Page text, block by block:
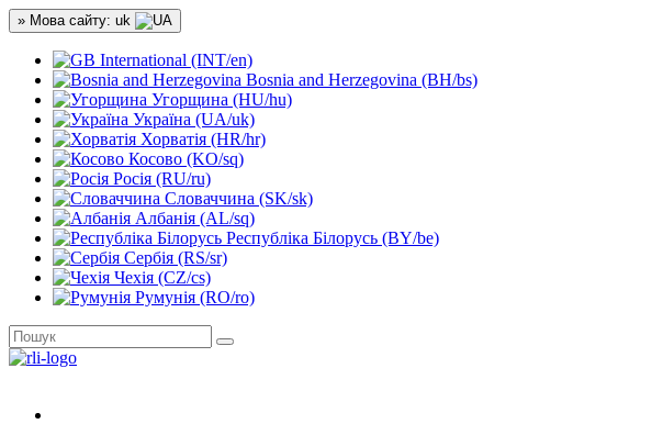
» Мова сайту: uk
International (INT/en)
Bosnia and Herzegovina (BH/bs)
Угорщина (HU/hu)
Україна (UA/uk)
Хорватія (HR/hr)
Косово (KO/sq)
Росія (RU/ru)
Словаччина (SK/sk)
Албанія (AL/sq)
Республіка Білорусь (BY/be)
Сербія (RS/sr)
Чехія (CZ/cs)
Румунія (RO/ro)